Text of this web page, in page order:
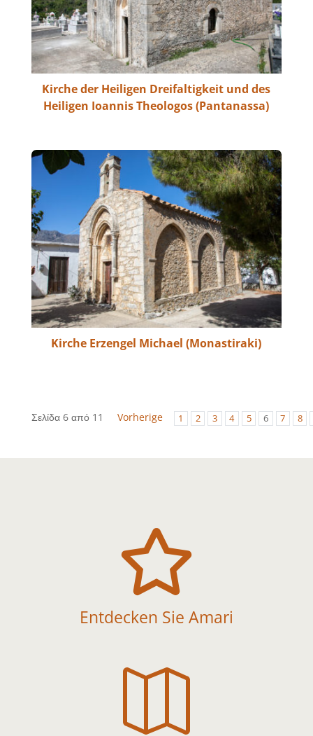
Kirche der Heiligen Dreifaltigkeit und des
Heiligen Ioannis Theologos (Pantanassa)
Kirche Erzengel Michael (Monastiraki)
Σελίδα 6 από 11 Vorherige 1 2 3 4 5 6 7 8

Entdecken Sie Amari
